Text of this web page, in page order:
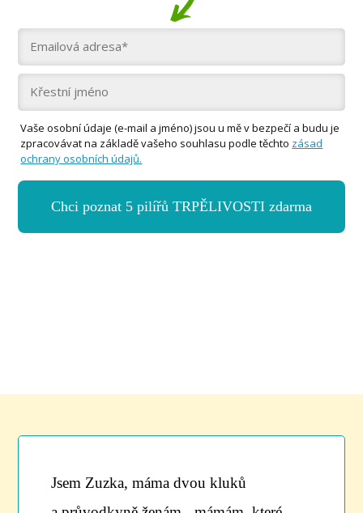
Vaše osobní údaje (e-mail a jméno) jsou u mě v bezpečí a budu je
zpracovávat na základě vašeho souhlasu podle těchto zásad
ochrany osobních údajů.
Chci poznat 5 pilířů TRPĚLIVOSTI zdarma
Jsem Zuzka, máma dvou kluků